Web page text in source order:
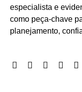
especialista e
como peça-chave
planejamento,